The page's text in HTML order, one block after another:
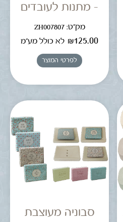
– מתנות לעובדים
מק"ט: ZH007807
₪125.00 לא כולל מע"מ
לפרטי המוצר
סבוניה מעוצבת